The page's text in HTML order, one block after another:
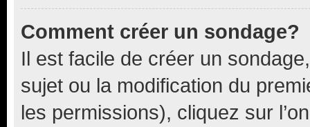
Comment créer un sondage?
Il est facile de créer un
sujet ou la modification du
les permissions), cliquez sur